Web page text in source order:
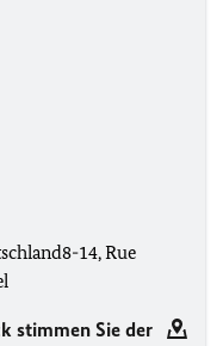
14, Rue
stimmen Sie der